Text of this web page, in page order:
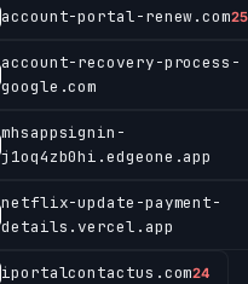
account-portal-renew.com25
account-recovery-process-
google.com
mhsappsignin-
j1oq4zb0hi.edgeone.app
netflix-update-payment-
details.vercel.app
iportalcontactus.com24